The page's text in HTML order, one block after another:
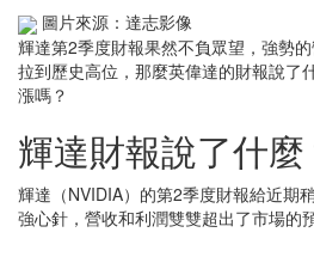
圖片來源：達志影像
輝達第2季度財報果然不負眾望，強勢
拉到歷史高位，那麼英偉達的財報說了
漲嗎？
輝達財報說了什麼
輝達（NVIDIA）的第2季度財報給近期
強心針，營收和利潤雙雙超出了市場的預